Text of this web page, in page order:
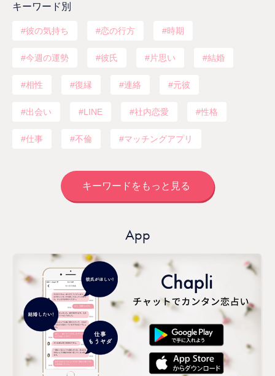
キーワード別
彼の気持ち 恋の行方 時期
今週の運勢 彼氏 片思い 結婚
相性 復縁 連絡 元彼
出会い LINE 社内恋愛 性格
仕事 不倫 マッチングアプリ
キーワードをもっと見る
App